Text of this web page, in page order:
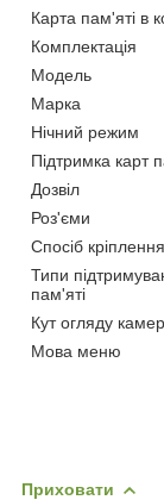
Карта пам'яті в
Комплектація
Мoдель
Марка
Нічний режим
Підтримка карт
Дозвіл
Роз'єми
Спосіб кріплення
Типи
пам'яті
Кут огляду
Мова меню
Приховати